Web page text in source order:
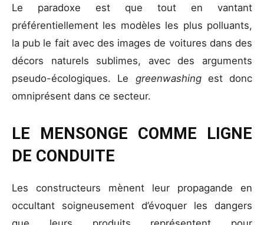
Le paradoxe est que tout en vantant
préférentiellement les modèles les plus polluants,
la pub le fait avec des images de voitures dans des
décors naturels sublimes, avec des arguments
pseudo-écologiques. Le greenwashing est donc
omniprésent dans ce secteur.
LE MENSONGE COMME LIGNE
DE CONDUITE
Les constructeurs mènent leur propagande en
occultant soigneusement d’évoquer les dangers